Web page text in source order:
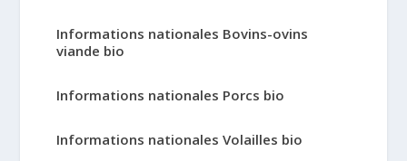
Informations nationales Bovins-ovins
viande bio
Informations nationales Porcs bio
Informations nationales Volailles bio